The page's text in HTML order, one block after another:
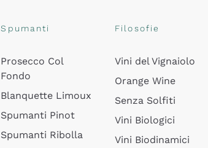
Spumanti
Prosecco Col
Fondo
Blanquette Limoux
Spumanti Pinot
Spumanti Ribolla
Filosofie
Vini del Vignaiolo
Orange Wine
Senza Solfiti
Vini Biologici
Vini Biodinamici